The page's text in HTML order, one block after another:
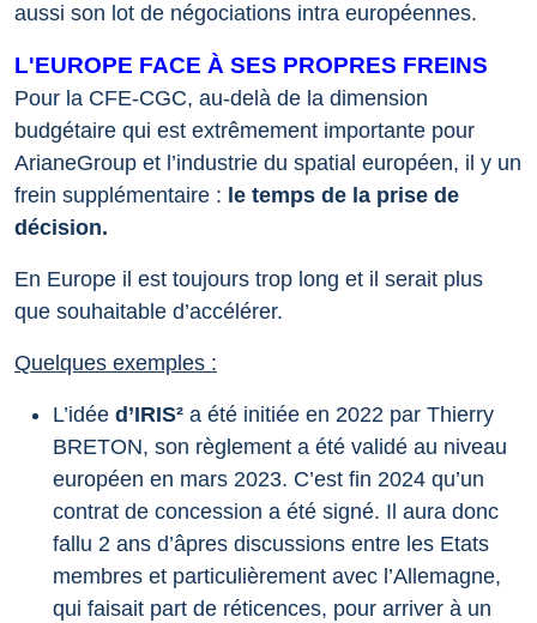
aussi son lot de négociations intra européennes.
L'EUROPE FACE À SES PROPRES FREINS
Pour la CFE-CGC, au-delà de la dimension
budgétaire qui est extrêmement importante pour
ArianeGroup et l’industrie du spatial européen, il y un
frein supplémentaire : le temps de la prise de
décision.
En Europe il est toujours trop long et il serait plus
que souhaitable d’accélérer.
Quelques exemples :
L’idée d’IRIS² a été initiée en 2022 par Thierry
BRETON, son règlement a été validé au niveau
européen en mars 2023. C’est fin 2024 qu’un
contrat de concession a été signé. Il aura donc
fallu 2 ans d’âpres discussions entre les Etats
membres et particulièrement avec l’Allemagne,
qui faisait part de réticences, pour arriver à un